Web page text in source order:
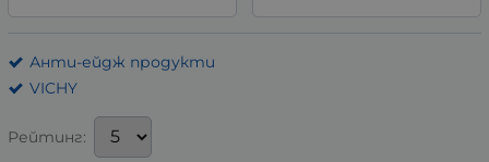
Анти-ейдж продукти
VICHY
Рейтинг: